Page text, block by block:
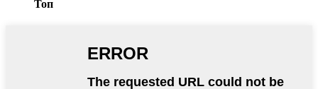
Топ